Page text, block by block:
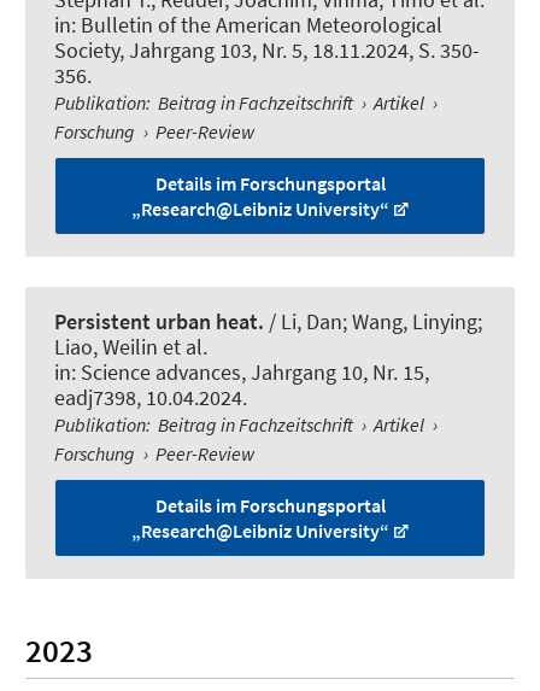
in: Bulletin of the American Meteorological
Society, Jahrgang 103, Nr. 5, 18.11.2024, S. 350-
356.
Publikation: Beitrag in Fachzeitschrift › Artikel ›
Forschung › Peer-Review
Details im Forschungsportal
„Research@Leibniz University“
Persistent urban heat. / Li, Dan; Wang, Linying;
Liao, Weilin et al.
in: Science advances, Jahrgang 10, Nr. 15,
eadj7398, 10.04.2024.
Publikation: Beitrag in Fachzeitschrift › Artikel ›
Forschung › Peer-Review
Details im Forschungsportal
„Research@Leibniz University“
2023